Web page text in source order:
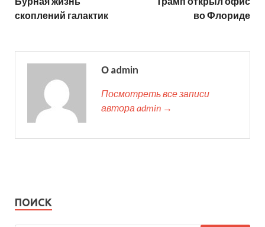
скоплений галактик
во Флориде
О admin
Посмотреть все записи
автора admin →
ПОИСК